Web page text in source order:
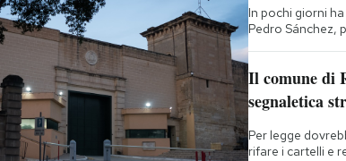
In pochi giorni
Pedro Sánchez,
Il comune di
segnaletica
Per legge
rifare i cartelli e